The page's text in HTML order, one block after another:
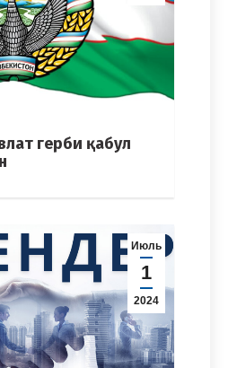
герби қабул
Июль
1
2024